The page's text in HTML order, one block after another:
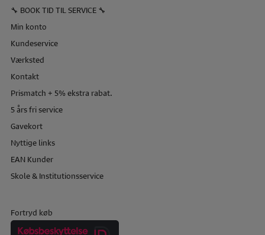
🔧 BOOK TID TIL SERVICE 🔧
Min konto
Kundeservice
Værksted
Kontakt
Prismatch + 5% ekstra rabat.
5 års fri service
Gavekort
Nyttige links
EAN Kunder
Skole & Institutionsservice
Fortryd køb